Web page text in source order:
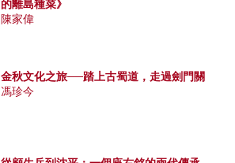
的離島種菜》
陳家偉
金秋文化之旅──踏上古蜀道，走過劍門關
馮珍今